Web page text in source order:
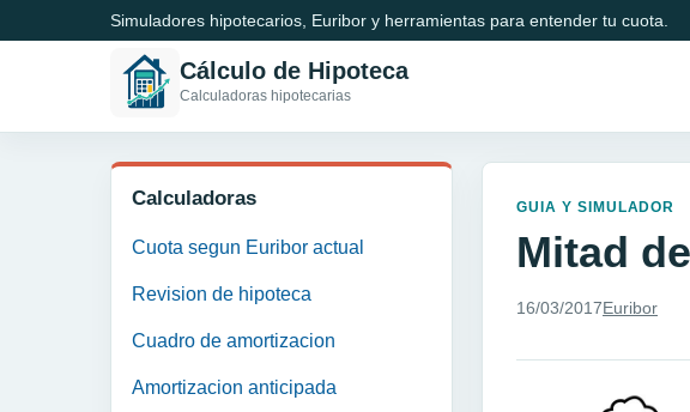
Simuladores hipotecarios, Euribor y herramientas para entender tu cuota.
Cálculo de Hipoteca
Calculadoras hipotecarias
Calculadoras
Cuota segun Euribor actual
Revision de hipoteca
Cuadro de amortizacion
Amortizacion anticipada
GUIA Y SIMULADOR
Mitad
16/03/2017Euribor